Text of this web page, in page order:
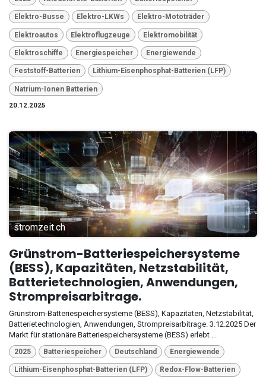
Elektro-Busse Elektro-LKWs Elektro-Mototräder
Elektroautos Elektroflugzeuge Elektromobilität
Elektroschiffe Energiespeicher Energiewende
Feststoff-Batterien Lithium-Eisenphosphat-Batterien (LFP)
Natrium-Ionen Batterien
20.12.2025
stromzeit.ch
Grünstrom-Batteriespeichersysteme
(BESS), Kapazitäten, Netzstabilität,
Batterietechnologien, Anwendungen,
Strompreisarbitrage.
Grünstrom-Batteriespeichersysteme (BESS), Kapazitäten, Netzstabilität,
Batterietechnologien, Anwendungen, Strompreisarbitrage. 3.12.2025 Der
Markt für stationäre Batteriespeichersysteme (BESS) erlebt ...
2025 Batteriespeicher Deutschland Energiewende
Lithium-Eisenphosphat-Batterien (LFP) Redox-Flow-Batterien